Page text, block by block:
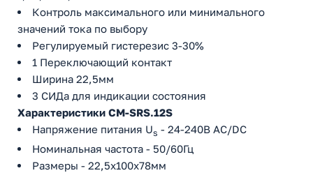
Контроль максимального или минимального
значений тока по выбору
Регулируемый гистерезис 3-30%
1 Переключающий контакт
Ширина 22,5мм
3 СИДа для индикации состояния
Характеристики CM-SRS.12S
Напряжение питания Us - 24-240В AC/DC
Номинальная частота - 50/60Гц
Размеры - 22,5х100х78мм